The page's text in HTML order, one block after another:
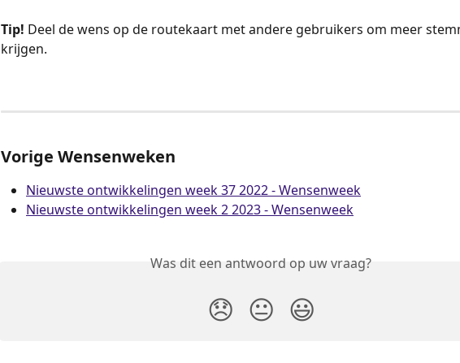
Tip! Deel de wens op de routekaart met andere gebruikers om meer
krijgen.
Vorige Wensenweken
Nieuwste ontwikkelingen week 37 2022 - Wensenweek
Nieuwste ontwikkelingen week 2 2023 - Wensenweek
Was dit een antwoord op uw vraag?
😞 😐 😃